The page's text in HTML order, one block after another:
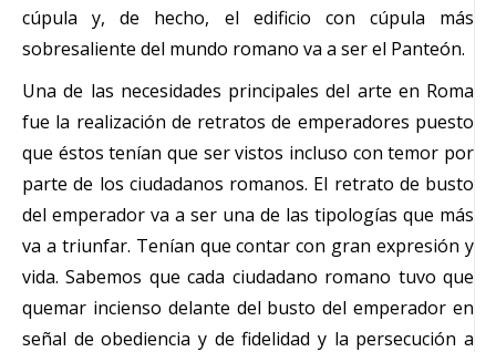
cúpula y, de hecho, el edificio con cúpula más
sobresaliente del mundo romano va a ser el Panteón.
Una de las necesidades principales del arte en Roma
fue la realización de retratos de emperadores puesto
que éstos tenían que ser vistos incluso con temor por
parte de los ciudadanos romanos. El retrato de busto
del emperador va a ser una de las tipologías que más
va a triunfar. Tenían que contar con gran expresión y
vida. Sabemos que cada ciudadano romano tuvo que
quemar incienso delante del busto del emperador en
señal de obediencia y de fidelidad y la persecución a